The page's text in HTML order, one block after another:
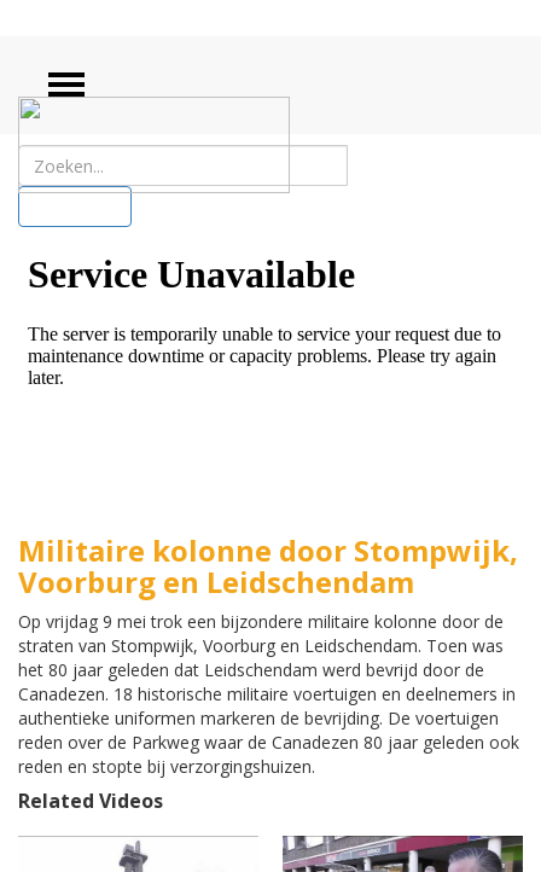
Militaire kolonne door Stompwijk,
Voorburg en Leidschendam
Op vrijdag 9 mei trok een bijzondere militaire kolonne door de
straten van Stompwijk, Voorburg en Leidschendam. Toen was
het 80 jaar geleden dat Leidschendam werd bevrijd door de
Canadezen. 18 historische militaire voertuigen en deelnemers in
authentieke uniformen markeren de bevrijding. De voertuigen
reden over de Parkweg waar de Canadezen 80 jaar geleden ook
reden en stopte bij verzorgingshuizen.
Related Videos